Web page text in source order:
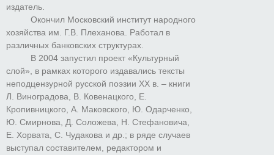
издатель.
Окончил Московский институт народного
хозяйства им. Г.В. Плеханова. Работал в
различных банковских структурах.
В 2004 запустил проект «Культурный
слой», в рамках которого издавались тексты
неподцензурной русской поэзии XX в. – книги
Л. Виноградова, В. Ковенацкого, Е.
Кропивницкого, А. Маковского, Ю. Одарченко,
Ю. Смирнова, Д. Соложева, Н. Стефановича,
Е. Хорвата, С. Чудакова и др.; в ряде случаев
выступал составителем, редактором и